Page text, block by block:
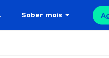
Saber mais